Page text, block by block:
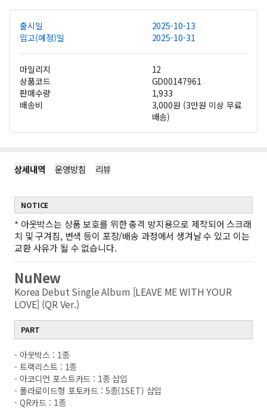
출시일
2025-10-13
입고(예정)일
2025-10-31
마일리지
12
상품코드
GD00147961
판매수량
1,933
배송비
3,000원 (3만원 이상 무료
배송)
상세내역 운영방침 리뷰
NOTICE
* 아웃박스는 상품 보호를 위한 충격 방지용으로 제작되어 스크래
치 및 구겨짐, 변색 등이 포장/배송 과정에서 생겨날 수 있고 이는
교환 사유가 될 수 없습니다.
NuNew
Korea Debut Single Album [LEAVE ME WITH YOUR
LOVE] (QR Ver.)
PART
- 아웃박스 : 1종
- 트랙리스트 : 1종
- 아코디언 포스트카드 : 1종 삽입
- 폴라로이드형 포토카드 : 5종(1SET) 삽입
- QR카드 : 1종